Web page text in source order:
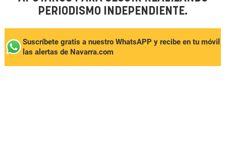
PERIODISMO INDEPENDIENTE.
Suscríbete gratis a nuestro WhatsAPP y recibe en tu móvil
las alertas de Navarra.com